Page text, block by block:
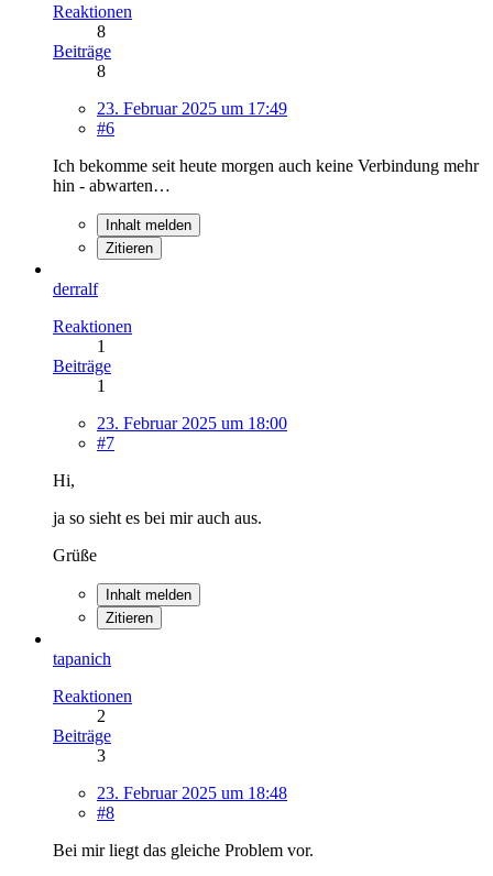
Reaktionen
8
Beiträge
8
23. Februar 2025 um 17:49
#6
Ich bekomme seit heute morgen auch keine Verbindung mehr
hin - abwarten…
Inhalt melden
Zitieren
derralf
Reaktionen
1
Beiträge
1
23. Februar 2025 um 18:00
#7
Hi,
ja so sieht es bei mir auch aus.
Grüße
Inhalt melden
Zitieren
tapanich
Reaktionen
2
Beiträge
3
23. Februar 2025 um 18:48
#8
Bei mir liegt das gleiche Problem vor.